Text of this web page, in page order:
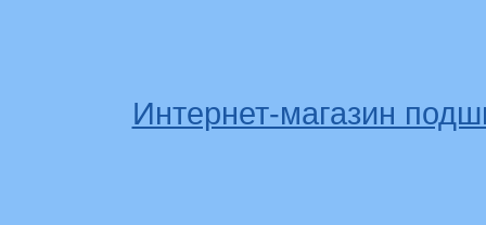
Интернет-магазин